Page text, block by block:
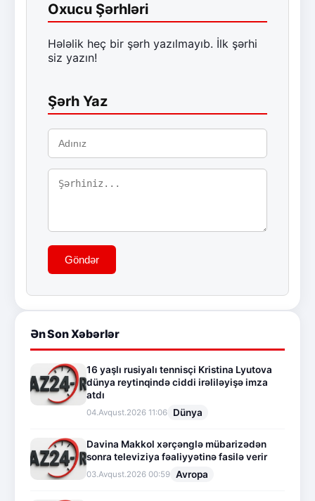
Oxucu Şərhləri
Hələlik heç bir şərh yazılmayıb. İlk şərhi
siz yazın!
Şərh Yaz
Göndər
Ən Son Xəbərlər
16 yaşlı rusiyalı tennisçi Kristina Lyutova
dünya reytinqində ciddi irəliləyişə imza
atdı
04.Avqust.2026 11:06 Dünya
Davina Makkol xərçənglə mübarizədən
sonra televiziya fəaliyyətinə fasilə verir
03.Avqust.2026 00:59 Avropa